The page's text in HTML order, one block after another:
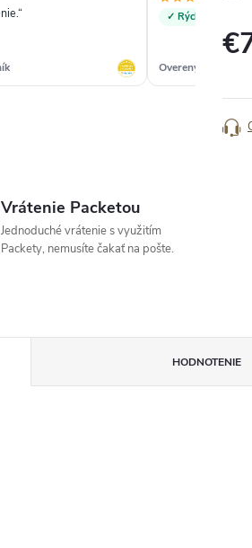
✓ Rýchle
Overený zákazník
Vrátenie Packetou
Jednoduché vrátenie s využitím
Packety, nemusíte čakať na pošte.
HODNOTENIE